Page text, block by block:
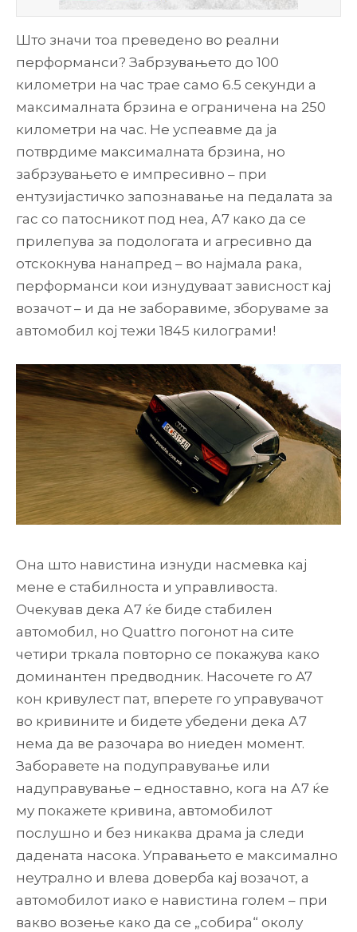
Што значи тоа преведено во реални
перформанси? Забрзувањето до 100
километри на час трае само 6.5 секунди а
максималната брзина е ограничена на 250
километри на час. Не успеавме да ја
потврдиме максималната брзина, но
забрзувањето е импресивно – при
ентузијастичко запознавање на педалата за
гас со патосникот под неа, А7 како да се
прилепува за подологата и агресивно да
отскокнува нанапред – во најмала рака,
перформанси кои изнудуваат зависност кај
возачот – и да не заборавиме, зборуваме за
автомобил кој тежи 1845 килограми!
Она што навистина изнуди насмевка кај
мене е стабилноста и управливоста.
Очекував дека А7 ќе биде стабилен
автомобил, но Quattro погонот на сите
четири тркала повторно се покажува како
доминантен предводник. Насочете го A7
кон кривулест пат, вперете го управувачот
во кривините и бидете убедени дека А7
нема да ве разочара во ниеден момент.
Заборавете на подуправување или
надуправување – едноставно, кога на А7 ќе
му покажете кривина, автомобилот
послушно и без никаква драма ја следи
дадената насока. Управањето е максимално
неутрално и влева доверба кај возачот, а
автомобилот иако е навистина голем – при
вакво возење како да се „собира“ околу